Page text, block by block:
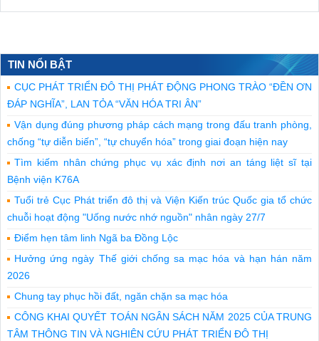
TIN NỔI BẬT
CỤC PHÁT TRIỂN ĐÔ THỊ PHÁT ĐỘNG PHONG TRÀO “ĐỀN ƠN
ĐÁP NGHĨA”, LAN TỎA “VĂN HÓA TRI ÂN”
Vận dụng đúng phương pháp cách mạng trong đấu tranh phòng,
chống “tự diễn biến”, “tự chuyển hóa” trong giai đoạn hiện nay
Tìm kiếm nhân chứng phục vụ xác định nơi an táng liệt sĩ tại
Bệnh viện K76A
Tuổi trẻ Cục Phát triển đô thị và Viện Kiến trúc Quốc gia tổ chức
chuỗi hoạt động "Uống nước nhớ nguồn" nhân ngày 27/7
Điểm hẹn tâm linh Ngã ba Đồng Lộc
Hưởng ứng ngày Thế giới chống sa mạc hóa và hạn hán năm
2026
Chung tay phục hồi đất, ngăn chặn sa mạc hóa
CÔNG KHAI QUYẾT TOÁN NGÂN SÁCH NĂM 2025 CỦA TRUNG
TÂM THÔNG TIN VÀ NGHIÊN CỨU PHÁT TRIỂN ĐÔ THỊ